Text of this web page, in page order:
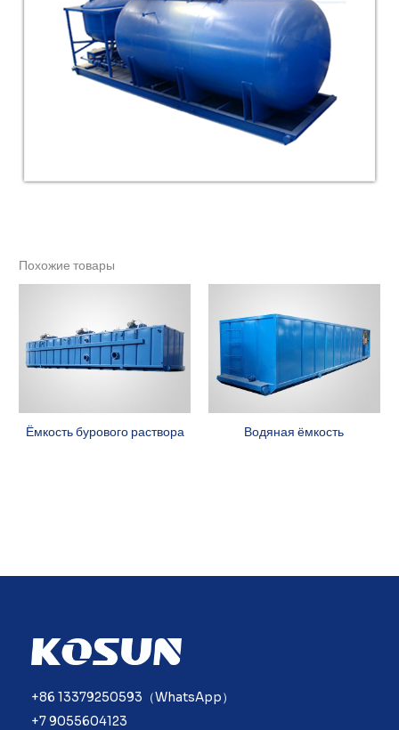
Похожие товары
Ёмкость бурового раствора Водяная ёмкость
+86 13379250593（WhatsApp）
+7 9055604123